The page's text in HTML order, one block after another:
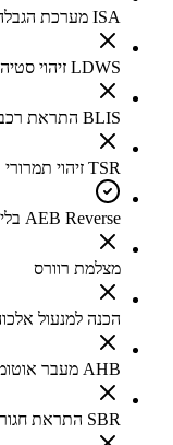
ISA מערכת הגבלה אוטומטית למהירות הרכב
LDWS זיהוי סטיה מנתיב
BLIS התראת רכב בשטח מת
TSR זיהוי תמרורי תנועה
AEB Reverse בלימה אוטונומית בנסיעה לאחור
מצלמת רוורס
הכנה למנעול
AHB מעבר אוטומטי לאורות גבוהים
SBR התראת חגורת בטיחות